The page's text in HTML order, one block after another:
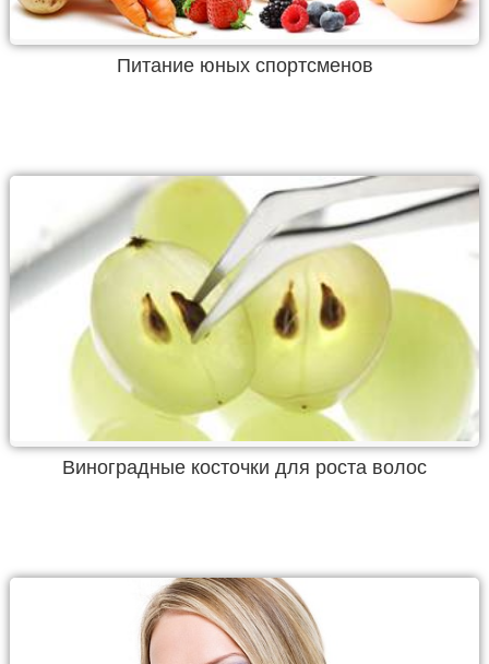
Питание юных спортсменов
Виноградные косточки для роста волос